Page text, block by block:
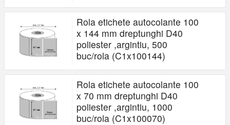
Rola etichete autocolante 100
x 144 mm dreptunghi D40
poliester ,argintiu, 500
buc/rola (C1x100144)
Rola etichete autocolante 100
x 70 mm dreptunghi D40
poliester ,argintiu, 1000
buc/rola (C1x100070)